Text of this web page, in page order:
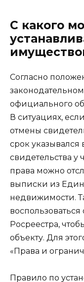
С какого
Согласно
официального
В ситуациях,
отмены
срок указывался
свидетельства у
права можно
выписки из
недвижимости.
Росреестра,
объекту. Для
«Права и
Правило по